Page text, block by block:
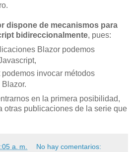
dispone de mecanismos para
bidireccionalmente, pues:
Blazor podemos
invocar métodos
en la primera posibilidad,
otras publicaciones de la serie que
a. m. No hay comentarios: